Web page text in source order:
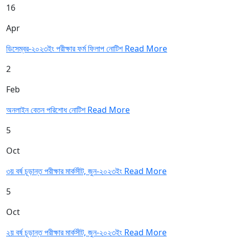
16
Apr
ডিসেম্বর-২০২৩ইং পরীক্ষার ফর্ম ফিলাপ নোটিশRead More
2
Feb
অনলাইন বেতন পরিশোধ নোটিশRead More
5
Oct
৩য় বর্ষ চূড়ান্ত পরীক্ষার মার্কসীট, জুন-২০২৩ইং Read More
5
Oct
২য় বর্ষ চূড়ান্ত পরীক্ষার মার্কসীট, জুন-২০২৩ইং Read More